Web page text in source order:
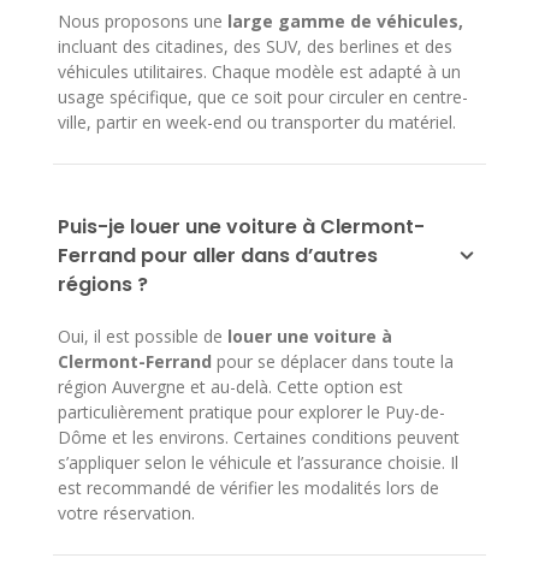
Nous proposons une large gamme de véhicules,
incluant des citadines, des SUV, des berlines et des
véhicules utilitaires. Chaque modèle est adapté à un
usage spécifique, que ce soit pour circuler en centre-
ville, partir en week-end ou transporter du matériel.
Puis-je louer une voiture à Clermont-
Ferrand pour aller dans d’autres
régions ?
Oui, il est possible de louer une voiture à
Clermont-Ferrand pour se déplacer dans toute la
région Auvergne et au-delà. Cette option est
particulièrement pratique pour explorer le Puy-de-
Dôme et les environs. Certaines conditions peuvent
s’appliquer selon le véhicule et l’assurance choisie. Il
est recommandé de vérifier les modalités lors de
votre réservation.